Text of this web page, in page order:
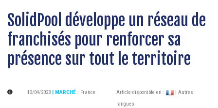
SolidPool développe un réseau de
franchisés pour renforcer sa
présence sur tout le territoire
12/04/2023 | MARCHÉ : France Article disponible en :
| Autres
langues